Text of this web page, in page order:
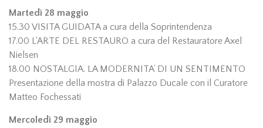
Martedì 28 maggio
15.30 VISITA GUIDATA a cura della Soprintendenza
17.00 L'ARTE DEL RESTAURO a cura del Restauratore Axel
Nielsen
18.00 NOSTALGIA. LA MODERNITA’ DI UN SENTIMENTO
Presentazione della mostra di Palazzo Ducale con il Curatore
Matteo Fochessati
Mercoledì 29 maggio